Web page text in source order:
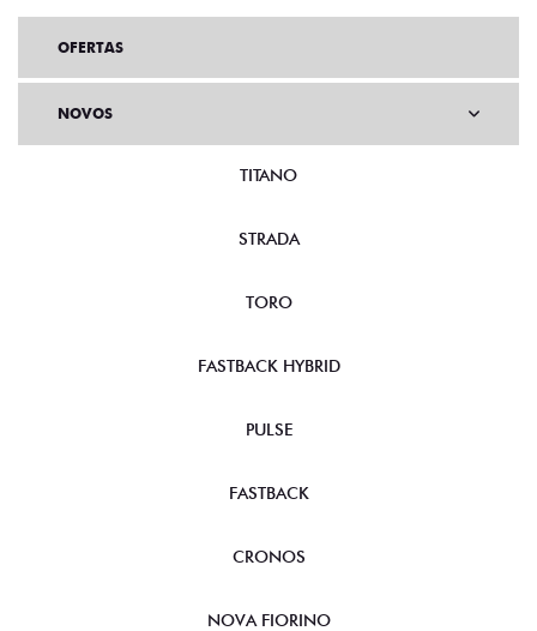
OFERTAS
NOVOS
TITANO
STRADA
TORO
FASTBACK HYBRID
PULSE
FASTBACK
CRONOS
NOVA FIORINO